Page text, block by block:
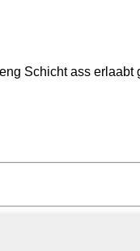
Schicht ass